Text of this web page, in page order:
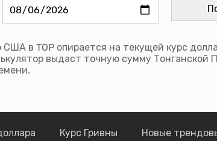
в TOP опирается на текущей курс
выдаст точную сумму Тонганской
Курс Гривны Новые